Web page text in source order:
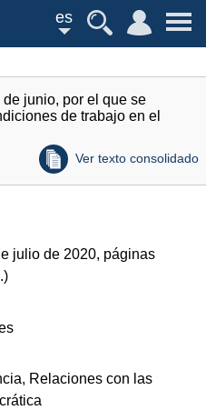
es
junio, por el que se
de trabajo en el
Ver texto consolidado
julio de 2020, páginas
)
Relaciones con las